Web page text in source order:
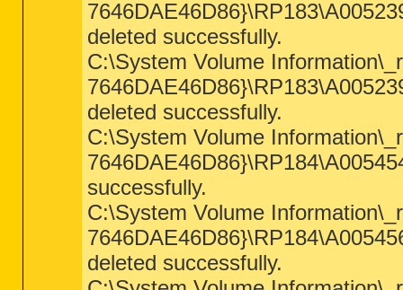
deleted successfully.
C:\System Volume
deleted successfully.
C:\System Volume
successfully.
C:\System Volume
deleted successfully.